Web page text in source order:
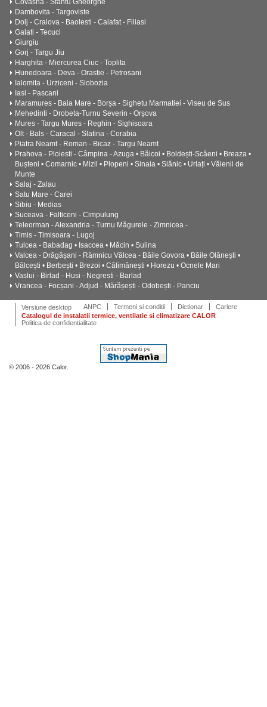
Covasna - Sfantu Gheorghe
Dambovita - Targoviste
Dolj - Craiova - Baolesti - Calafat - Filiasi
Galati - Tecuci
Giurgiu
Gorj - Targu Jiu
Harghita - Miercurea Ciuc - Toplita
Hunedoara - Deva - Orastie - Petrosani
Ialomita - Urziceni - Slobozia
Iasi - Pascani
Maramures - Baia Mare - Borșa - Sighetu Marmatiei - Viseu de Sus
Mehedinti - Drobeta-Turnu Severin - Orșova
Mures - Targu Mures - Reghin - Sighisoara
Olt - Bals - Caracal - Slatina - Corabia
Piatra Neamt - Roman - Bicaz - Targu Neamt
Prahova - Ploiesti - Câmpina - Azuga • Băicoi • Boldești-Scăeni • Breaza •
Bușteni • Comarnic • Mizil • Plopeni • Sinaia • Slănic • Urlați • Vălenii de
Munte
Salaj - Zalau
Satu Mare - Carei
Sibiu - Medias
Suceava - Falticeni - Cimpulung
Teleorman - Alexandria - Turnu Măgurele - Zimnicea -
Timis - Timisoara - Lugoj
Tulcea - Babadag • Isaccea • Măcin • Sulina
Valcea - Drăgășani - Râmnicu Vâlcea - Băile Govora • Băile Olănești •
Bălcești • Berbești • Brezoi • Călimănești • Horezu • Ocnele Mari
Vaslui - Birlad - Husi - Negresti - Barlad
Vrancea - Focșani - Adjud - Mărășești - Odobești - Panciu
Versiune desktop ANPC Termeni si conditii Dictionar
Cariere
Catalogul de instalatii termice, ventilatie si climatizare CALOR
Politica de confidentialitate
© 2006 - 2026 Calor.